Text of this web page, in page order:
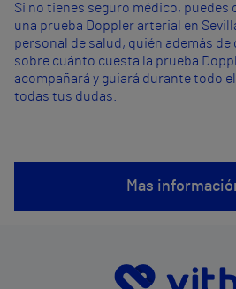
Si no tienes seguro médico, puedes
una prueba Doppler arterial en
personal de salud, quién además
sobre cuánto cuesta la prueba
acompañará y guiará durante todo
todas tus dudas.
Mas